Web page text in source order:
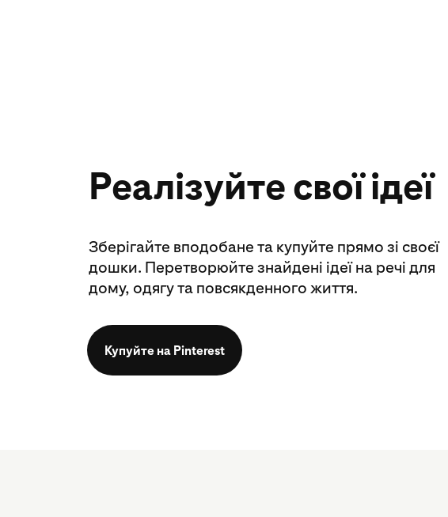
Реалізуйте свої ідеї
Зберігайте вподобане та купуйте прямо зі своєї
дошки. Перетворюйте знайдені ідеї на речі для
дому, одягу та повсякденного життя.
Купуйте на Pinterest